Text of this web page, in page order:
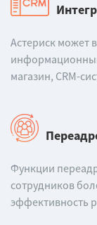
Астериск может
магазин, CRM-
Функции
сотрудников
эффективность